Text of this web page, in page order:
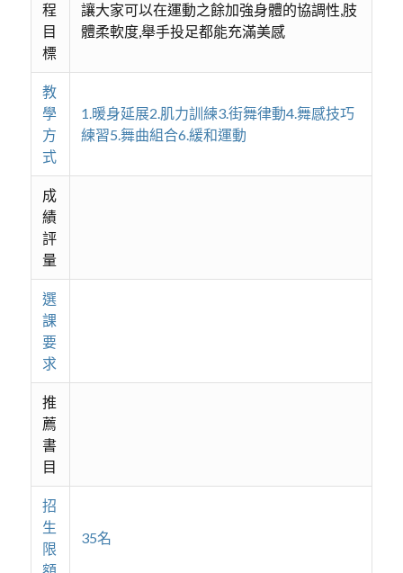
程
目
標
讓大家可以在運動之餘加強身體的協調性,肢
體柔軟度,舉手投足都能充滿美感
教
學
方
式
1.暖身延展2.肌力訓練3.街舞律動4.舞感技巧
練習5.舞曲組合6.緩和運動
成
績
評
量
選
課
要
求
推
薦
書
目
招
生
限
35名